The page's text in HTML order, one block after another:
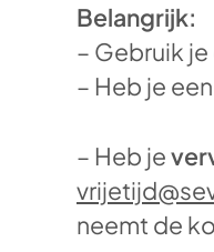
Belangrijk:
– Gebruik je
– Heb je een
– Heb je
neemt de